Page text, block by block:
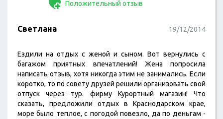
Положительный отзыв
Светлана 19/12/2014
Ездили на отдых с женой и сыном. Вот вернулись с
багажом приятных впечатлений! Жена попросила
написать отзыв, хотя никогда этим не занимались. Если
коротко, то по совету друзей решили организовать свой
отпуск через тур. фирму Курортный магазин! Что
сказать, предложили отдых в Краснодарском крае,
море было теплое, с погодой повезло, да по деньгам -